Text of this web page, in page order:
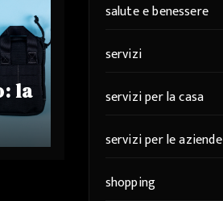
la
salute e benessere
servizi
servizi per la casa
servizi per le aziende
shopping